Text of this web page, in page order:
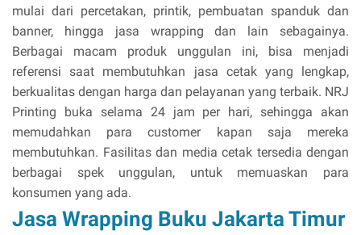
mulai dari percetakan, printik, pembuatan spanduk dan
banner, hingga jasa wrapping dan lain sebagainya.
Berbagai macam produk unggulan ini, bisa menjadi
referensi saat membutuhkan jasa cetak yang lengkap,
berkualitas dengan harga dan pelayanan yang terbaik. NRJ
Printing buka selama 24 jam per hari, sehingga akan
memudahkan para customer kapan saja mereka
membutuhkan. Fasilitas dan media cetak tersedia dengan
berbagai spek unggulan, untuk memuaskan para
konsumen yang ada.
Jasa Wrapping Buku Jakarta Timur